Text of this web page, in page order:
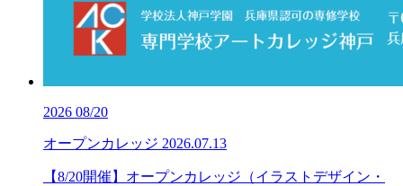
2026 08/20
オープンカレッジ 2026.07.13
【8/20開催】オープンカレッジ（イラストデザイン・